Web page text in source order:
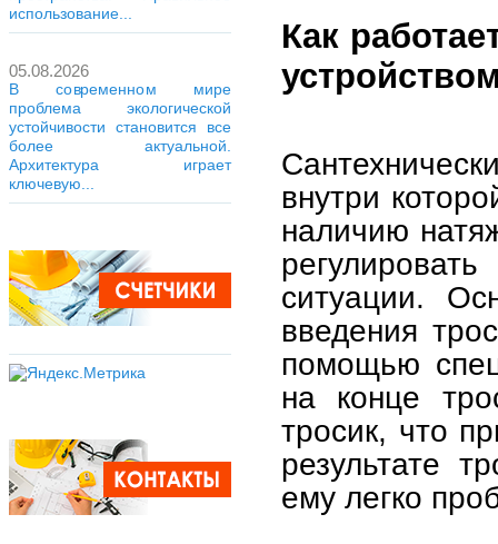
использование...
05.08.2026
В современном мире
проблема экологической
устойчивости становится все
более актуальной.
Архитектура играет
ключевую...
Как
внутри
наличию
ситуации.
введения
помощью
на конце
тросик, что
результате
ему легко